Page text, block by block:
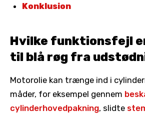
Konklusion
Hvilke funktionsfejl
til blå røg fra
Motorolie kan trænge ind i
måder, for eksempel gennem
cylinderhovedpakning, slidte